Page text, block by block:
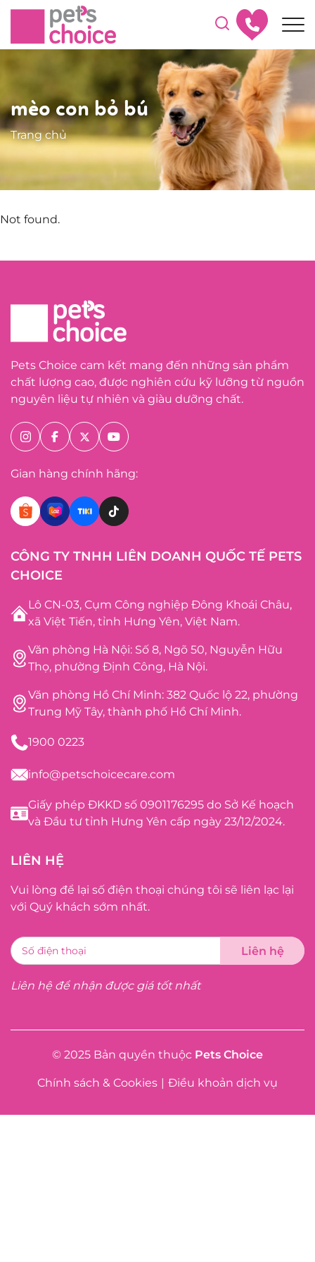
mèo con bỏ bú
Trang chủ
Not found.
Pets Choice cam kết mang đến những sản phẩm
chất lượng cao, được nghiên cứu kỹ lưỡng từ nguồn
nguyên liệu tự nhiên và giàu dưỡng chất.
Gian hàng chính hãng:
CÔNG TY TNHH LIÊN DOANH QUỐC TẾ PETS
CHOICE
Lô CN-03, Cụm Công nghiệp Đông Khoái Châu,
xã Việt Tiến, tỉnh Hưng Yên, Việt Nam.
Văn phòng Hà Nội: Số 8, Ngõ 50, Nguyễn Hữu
Thọ, phường Định Công, Hà Nội.
Văn phòng Hồ Chí Minh: 382 Quốc lộ 22, phường
Trung Mỹ Tây, thành phố Hồ Chí Minh.
1900 0223
info@petschoicecare.com
Giấy phép ĐKKD số 0901176295 do Sở Kế hoạch
và Đầu tư tỉnh Hưng Yên cấp ngày 23/12/2024.
LIÊN HỆ
Vui lòng để lại số điện thoại chúng tôi sẽ liên lạc lại
với Quý khách sớm nhất.
Liên hệ để nhận được giá tốt nhất
© 2025 Bản quyền thuộc Pets Choice
Chính sách & Cookies | Điều khoản dịch vụ